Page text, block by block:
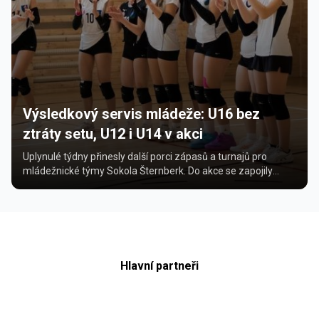
Výsledkový servis mládeže: U16 bez
ztráty setu, U12 i U14 v akci
Uplynulé týdny přinesly další porci zápasů a turnajů pro
mládežnické týmy Sokola Šternberk. Do akce se zapojily
Hlavní partneři